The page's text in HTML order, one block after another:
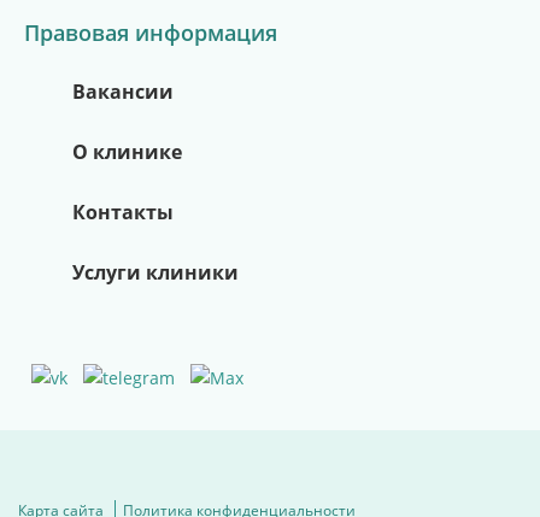
Правовая информация
Вакансии
О клинике
Контакты
Услуги клиники
Карта сайта Политика конфиденциальности